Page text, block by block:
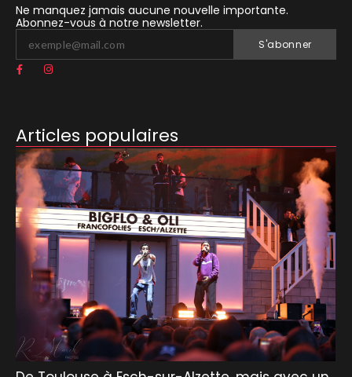
Ne manquez jamais aucune nouvelle importante.
Abonnez-vous à notre newsletter.
S'abonner
Articles populaires